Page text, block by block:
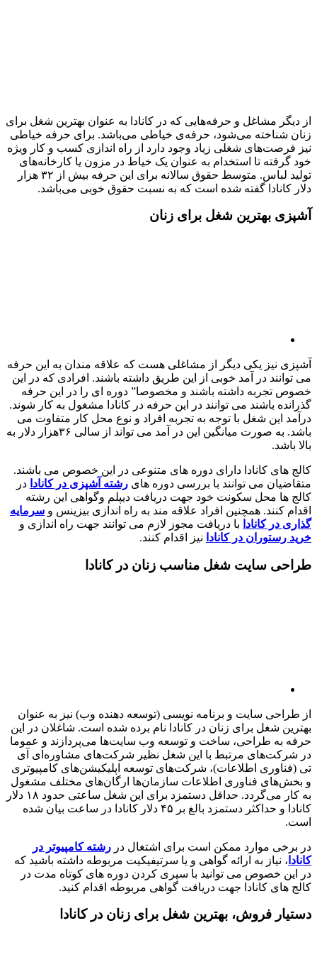
از دیگر مشاغل و حرفه‌هایی که در کانادا به عنوان بهترین شغل برای
زنان شناخته می‌شود، حرفه‌ی خیاطی می‌باشد. برای حرفه خیاطی
نیز فرصت‌های شغلی زیاد وجود دارد از راه اندازی کسب و کار ویژه
خود گرفته تا استخدام به عنوان یک خیاط در مزون یا کارخانه‌های
تولید لباس. متوسط حقوق سالانه برای این حرفه بیش از ۳۲ هزار
دلار کانادا گفته شده است که به نسبت حقوق خوبی می‌باشد.
آشپزی بهترین شغل برای زنان
آشپزی نیز یکی دیگر از مشاغلی هست که علاقه مندان به این حرفه
می توانند در آمد خوبی از این طریق داشته باشند. افرادی که در این
خصوص تجربه داشته باشند و مخصوصا” دوره ای را در این حرفه
گذرانده باشند می توانند در این حرفه در کانادا مشغول به کار شوند.
درآمد این شغل با توجه به تجربه افراد و نوع محل کار متفاوت می
باشد. به صورت میانگین این در آمد می تواند از سالی ۳۶هزار دلار به
بالا باشد.
کالج های کانادا دارای دوره های متنوعی در این خصوص می باشند.
متقاضیان می توانند با بررسی دوره های رشته آشپزی در کانادا در
کالج ها محل سکونت خود جهت دریافت دیپلم وگواهی این رشته
اقدام کنند. همچنین افراد علاقه مند به راه اندازی بیزینس و سرمایه
گذاری در کانادا با دریافت مجوز لازم می توانند جهت راه اندازی و
خرید رستوران در کانادا نیز اقدام کنند.
طراحی سایت شغل مناسب زنان در کانادا
از طراحی سایت و برنامه نویسی (توسعه دهنده وب) نیز به عنوان
بهترین شغل برای زنان در کانادا نام برده شده است. شاغلان در این
حرفه به طراحی، ساخت و توسعه وب سایت‌ها می‌پردازند و عموما
در شرکت‌های مرتبط با این شغل نظیر شرکت‌های مشاوره‌ای آی
تی (فناوری اطلاعات)، شرکت‌های توسعه اپلیکیشن‌های کامپیوتری
و بخش‌های فناوری اطلاعات سازمان‌ها ارگان‌های مختلف مشغول
به کار می‌گردد. حداقل دستمزد برای این شغل ساعتی حدود ۱۸ دلار
کانادا و حداکثر دستمزد بالغ بر ۴۵ دلار کانادا در ساعت بیان شده
است.
در برخی موارد ممکن است برای اشتغال در رشته کامپیوتر در
کانادا ، نیاز به ارائه گواهی و یا سرتیفیکیت مربوطه داشته باشید که
در این خصوص می توانید با سپری کردن دوره های کوتاه مدت در
کالج های کانادا جهت دریافت گواهی مربوطه اقدام کنید.
دستیار فروش، بهترین شغل برای زنان در کانادا